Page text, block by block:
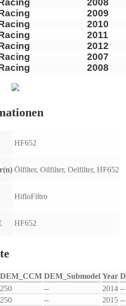
2008
2009
2010
2011
2012
2007
2008
HF652
Ölfilter, Oilfilter, Oelfilter, HF652
HifloFiltro
HF652
DEM_CCM DEM_Submodel Year
250 -- 2014 --
250 -- 2015 --